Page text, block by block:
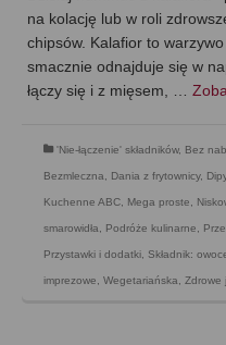
na kolację lub w roli
chipsów. Kalafior to
smacznie odnajduje się w
łączy się i z mięsem, …
'Nie-łączenie' składników, Bez
Bezmleczna Dania z frytownicy,
Kuchenne ABC Mega proste
smarowidła Podróże kulinarne
Przystawki i dodatki Składnik:
imprezowe Wegetariańska Zdrowe